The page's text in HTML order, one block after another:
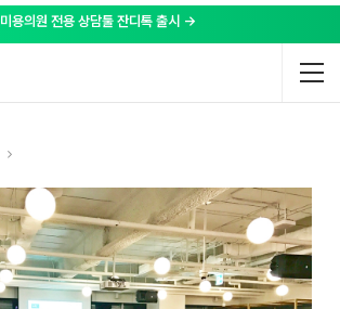
미용의원 전용 상담툴 잔디톡 출시 →